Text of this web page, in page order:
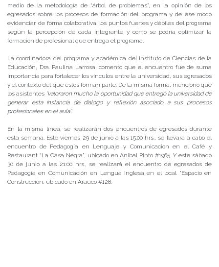
medio de la metodología de “árbol de problemas”, en la opinión de los
egresados sobre los procesos de formación del programa y de ese modo
evidenciar, de forma colaborativa, los puntos fuertes y débiles del programa
según la percepción de cada integrante y cómo se podría optimizar la
formación de profesional que entrega el programa.
La coordinadora del programa y académica del Instituto de Ciencias de la
Educación, Dra. Paulina Larrosa, comentó que el encuentro fue de suma
importancia para fortalecer los vínculos entre la universidad, sus egresados
y el contexto del que estos forman parte. De la misma forma, mencionó que
los asistentes “valoraron mucho la oportunidad que entregó la universidad de
generar esta instancia de dialogo y reflexión asociado a sus procesos
profesionales en el aula”.
En la misma línea, se realizarán dos encuentros de egresados durante
esta semana. Este viernes 29 de junio a las 15:00 hrs., se llevará a cabo el
encuentro de Pedagogía en Lenguaje y Comunicación en el Café y
Restaurant “La Casa Negra”, ubicado en Anibal Pinto #1965. Y este sábado
30 de junio a las 21:00 hrs., se realizará el encuentro de egresados de
Pedagogía en Comunicación en Lengua Inglesa en el local “Espacio en
Construcción, ubicado en Arauco #128.